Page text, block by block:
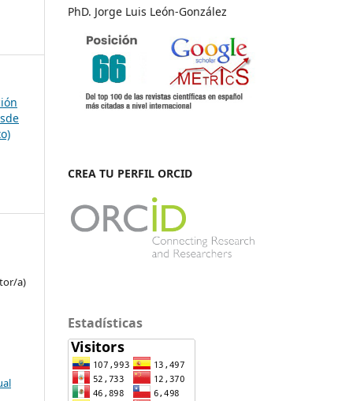
a)
PhD. Jorge Luis León-González
CREA TU PERFIL ORCID
Estadísticas